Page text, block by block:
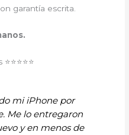
garantía escrita.
mi iPhone por
Me lo entregaron
y en menos de